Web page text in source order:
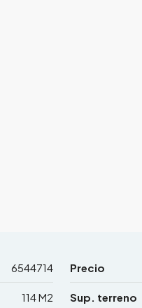
6544714 Precio
114 M2 Sup. terreno